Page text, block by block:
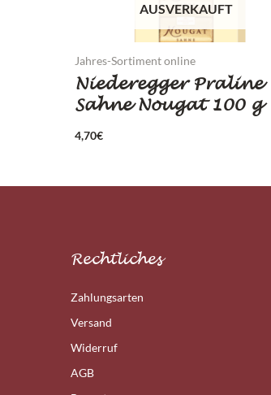
AUSVERKAUFT
Jahres-Sortiment online
Niederegger Praline
Sahne Nougat 100 g
4,70€
Rechtliches
Zahlungsarten
Versand
Widerruf
AGB